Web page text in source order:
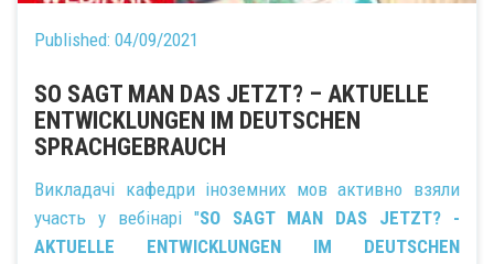
Published: 04/09/2021
SO SAGT MAN DAS JETZT? – AKTUELLE
ENTWICKLUNGEN IM DEUTSCHEN
SPRACHGEBRAUCH
Викладачі кафедри іноземних мов активно взяли
участь у вебінарі "SO SAGT MAN DAS JETZT? -
AKTUELLE ENTWICKLUNGEN IM DEUTSCHEN